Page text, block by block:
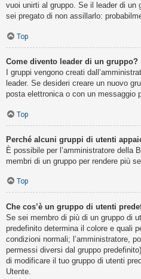
vuoi unirti al gruppo. Se il leader di un
sei pregato di non assillarlo:
Top
Come divento leader di un gruppo?
I gruppi vengono creati
leader. Se desideri creare un nuovo
posta elettronica o con un messaggio
Top
Perché alcuni gruppi di utenti
È possibile per l’amministratore della
membri di un gruppo per rendere più
Top
Che cos’è un gruppo di utenti
Se sei membro di più di un gruppo di
predefinito determina il colore e quali
condizioni normali; l’amministratore,
permessi diversi dal gruppo
di modificare il tuo gruppo di utenti
Utente.